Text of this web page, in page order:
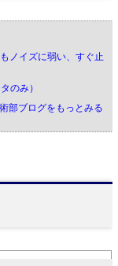
ノイズに弱い、すぐ止
のみ）
部ブログをもっとみる